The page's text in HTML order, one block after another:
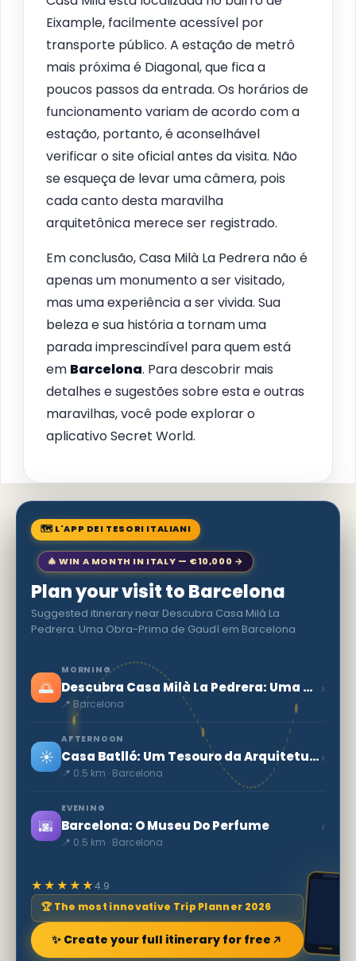
Eixample, facilmente acessível por
transporte público. A estação de metrô
mais próxima é Diagonal, que fica a
poucos passos da entrada. Os horários de
funcionamento variam de acordo com a
estação, portanto, é aconselhável
verificar o site oficial antes da visita. Não
se esqueça de levar uma câmera, pois
cada canto desta maravilha
arquitetônica merece ser registrado.
Em conclusão, Casa Milà La Pedrera não é
apenas um monumento a ser visitado,
mas uma experiência a ser vivida. Sua
beleza e sua história a tornam uma
parada imprescindível para quem está
em Barcelona. Para descobrir mais
detalhes e sugestões sobre esta e outras
maravilhas, você pode explorar o
aplicativo Secret World.
🗺 L'APP DEI TESORI ITALIANI
🎄 WIN A MONTH IN ITALY — €10,000 →
Plan your visit to Barcelona
Suggested itinerary near Descubra Casa Milà La
Pedrera: Uma Obra-Prima de Gaudí em Barcelona
🌅
MORNING
Descubra Casa Milà La Pedrera: Uma Obra-Prima de Gaudí em Barcelona
📍 Barcelona
›
☀️
AFTERNOON
Casa Batlló: Um Tesouro da Arquitetura Modernista
📍 0.5 km · Barcelona
›
🌆
EVENING
Barcelona: O Museu Do Perfume
📍 0.5 km · Barcelona
›
★★★★★4.9
🏆 The most innovative Trip Planner 2026
✨ Create your full itinerary for free